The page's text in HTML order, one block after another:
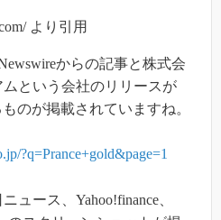
より引用
からの記事と株式会
という会社のリリースが
のが掲載されていますね。
?q=Prance+gold&page=1
ュース、Yahoo!finance、